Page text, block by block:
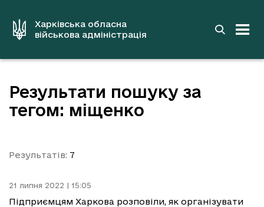
вмістуХарківська обласна
військова адміністрація
Результати пошуку за
тегом: міщенко
Результатів: 7
21 липня 2022 | 15:05
Підприємцям Харкова розповіли, як організувати